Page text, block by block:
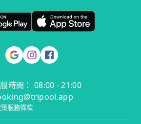
時間： 08:00 - 21:00
策服務條款